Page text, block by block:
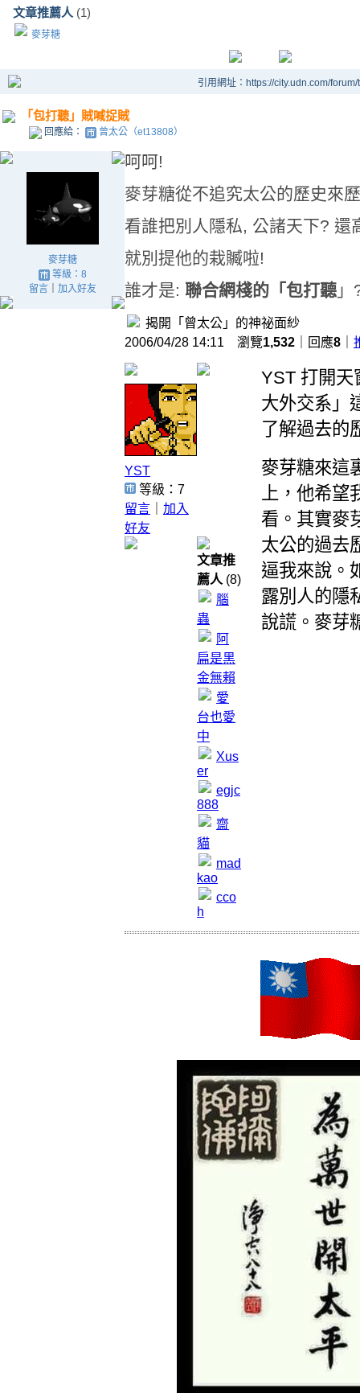
文章推薦人 (1)
麥芽糖
引用網址：https://city.udn.com/
「包打聽」賊喊捉賊
回應給： 曾太公（et13808）
麥芽糖
等級：8
留言｜ 加入好友
呵呵!
麥芽糖從不追究太公的歷史來
看誰把別人隱私, 公諸天下? 還
就別提他的栽贓啦!
誰才是: 聯合網棧的「包打聽 」
揭開「曾太公」的神祕面紗
2006/04/28 14:11 瀏覽1,532 ｜回應8
YST
等級：7
留言
加入
好友
文章推
薦人 (8)
腦
蟲
阿
扁是黑
金無賴
愛
台也愛
中
Xus
er
egjc
888
齋
貓
mad
kao
cco
h
YST 打開天
大外交系」
了解過去的
麥芽糖來這
上，他希望
看。其實麥
太公的過去
逼我來說。
露別人的隱
說謊。麥芽